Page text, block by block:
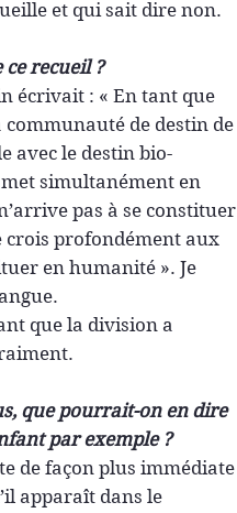
et qui sait dire non.
ce recueil ?
écrivait : « En tant que
de destin de
avec le destin bio-
simultanément en
pas à se constituer
crois profondément aux
en humanité ». Je
que la division a
que pourrait-on en dire
par exemple ?
de façon plus immédiate
apparaît dans le